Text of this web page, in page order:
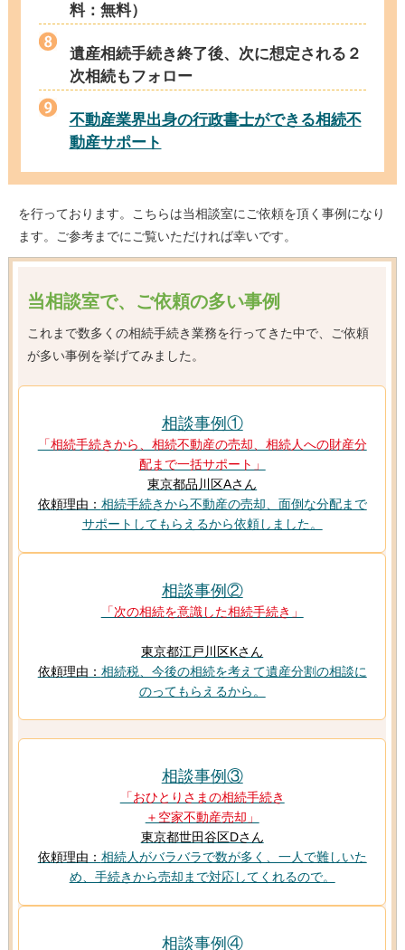
料：無料）
遺産相続手続き終了後、次に想定される２
次相続もフォロー
不動産業界出身の行政書士ができる相続不
動産サポート
を行っております。こちらは当相談室にご依頼を頂く事例になり
ます。ご参考までにご覧いただければ幸いです。
当相談室で、ご依頼の多い事例
これまで数多くの相続手続き業務を行ってきた中で、ご依頼
が多い事例を挙げてみました。
相談事例①
「相続手続きから、相続不動産の売却、相続人への財産分
配まで一括サポート」
東京都品川区Aさん
依頼理由： 相続手続きから不動産の売却、面倒な分配まで
サポートしてもらえるから依頼しました。
相談事例②
「次の相続を意識した相続手続き」
東京都江戸川区Kさん
依頼理由： 相続税、今後の相続を考えて遺産分割の相談に
のってもらえるから。
相談事例③
「おひとりさまの相続手続き
＋空家不動産売却」
東京都世田谷区Dさん
依頼理由： 相続人がバラバラで数が多く、一人で難しいた
め、手続きから売却まで対応してくれるので。
相談事例④